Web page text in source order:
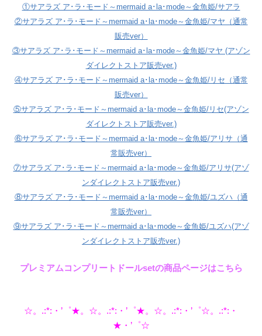
①サアラズ ア･ラ･モード～mermaid a･la･mode～金魚姫/サアラ
②サアラズ ア･ラ･モード～mermaid a･la･mode～金魚姫/マヤ（通常
販売ver）
③サアラズ ア･ラ･モード～mermaid a･la･mode～金魚姫/マヤ (アゾン
ダイレクトストア販売ver.)
④サアラズ ア･ラ･モード～mermaid a･la･mode～金魚姫/リセ（通常
販売ver）
⑤サアラズ ア･ラ･モード～mermaid a･la･mode～金魚姫/リセ(アゾン
ダイレクトストア販売ver.)
⑥サアラズ ア･ラ･モード～mermaid a･la･mode～金魚姫/アリサ（通
常販売ver）
⑦サアラズ ア･ラ･モード～mermaid a･la･mode～金魚姫/アリサ(アゾ
ンダイレクトストア販売ver.)
⑧サアラズ ア･ラ･モード～mermaid a･la･mode～金魚姫/ユズハ（通
常販売ver）
⑨サアラズ ア･ラ･モード～mermaid a･la･mode～金魚姫/ユズハ(アゾ
ンダイレクトストア販売ver.)
プレミアムコンプリートドールsetの商品ページはこちら
☆。.:*:・’゜★。☆。.:*:・’゜★。☆。.:*:・’゜☆。.:*:・
★・’゜☆